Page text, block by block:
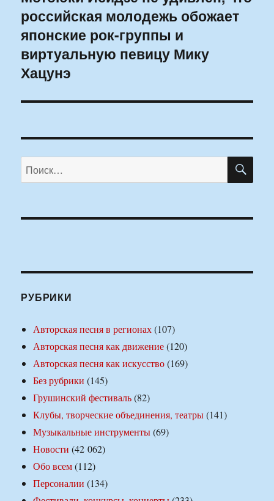
запись:
российская молодежь обожает
японские рок-группы и
виртуальную певицу Мику
Хацунэ
Искать:
РУБРИКИ
Авторская песня в регионах(107)
Авторская песня как движение(120)
Авторская песня как искусство(169)
Без рубрики (145)
Грушинский фестиваль(82)
Клубы, творческие объединения, театры(141)
Музыкальные инструменты(69)
Новости (42 062)
Обо всем(112)
Персоналии (134)